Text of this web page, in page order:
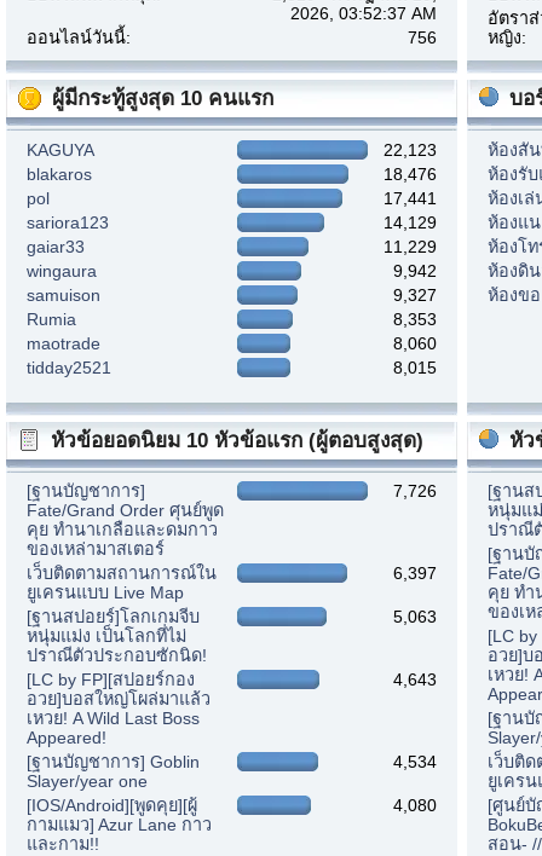
2026, 03:52:37 AM
ออนไลน์วันนี้:
756
อัตรา
หญิง:
ผู้มีกระทู้สูงสุด 10 คนแรก
KAGUYA
22,123
blakaros
18,476
pol
17,441
sariora123
14,129
gaiar33
11,229
wingaura
9,942
samuison
9,327
Rumia
8,353
maotrade
8,060
tidday2521
8,015
บอ
ห้องสั
ห้องรั
ห้องเล่
ห้องแ
ห้องโท
ห้องดิ
ห้องขอ
หัวข้อยอดนิยม 10 หัวข้อแรก (ผู้ตอบสูงสุด)
[ฐานบัญชาการ]
Fate/Grand Order ศุนย์พูด
คุย ทำนาเกลือและดมกาว
ของเหล่ามาสเตอร์
7,726
เว็บติดตามสถานการณ์ใน
ยูเครนแบบ Live Map
6,397
[ฐานสปอยร์]โลกเกมจีบ
หนุ่มแม่ง เป็นโลกที่ไม่
ปราณีตัวประกอบซักนิด!
5,063
[LC by FP][สปอยร์กอง
อวย]บอสใหญ่โผล่มาแล้ว
เหวย! A Wild Last Boss
Appeared!
4,643
[ฐานบัญชาการ] Goblin
Slayer/year one
4,534
[IOS/Android][พูดคุย][ผู้
กามแมว] Azur Lane กาว
และกาม!!
4,080
หัว
[ฐานส
หนุ่มแ
ปราณี
[ฐานบั
Fate/
คุย ทำ
ของเห
[LC
อวย]บ
เหวย!
[ฐานบั
เว็บติ
ยูเคร
[ศูนย์บั
สอน-